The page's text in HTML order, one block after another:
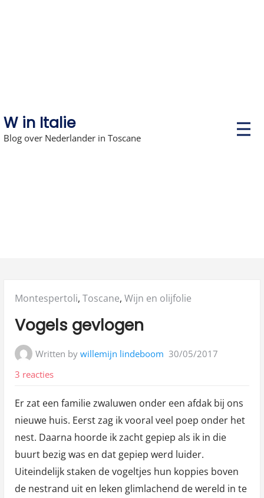
W in Italie
Blog over Nederlander in Toscane
P
r
Posted
Montespertoli, Toscane, Wijn en olijfolie
Vogels gevlogen
Written bywillemijn lindeboom 30/05/2017
3 reactiesop
gevlogen
Er zat een familie zwaluwen onder een afdak bij ons
nieuwe huis. Eerst zag ik vooral veel poep onder het
nest. Daarna hoorde ik zacht gepiep als ik in die
buurt bezig was en dat gepiep werd luider.
Uiteindelijk staken de vogeltjes hun koppies boven
de nestrand uit en leken glimlachend de wereld in te